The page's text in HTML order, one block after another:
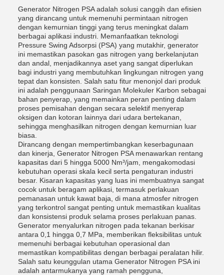
Generator Nitrogen PSA adalah solusi canggih dan efisien
yang dirancang untuk memenuhi permintaan nitrogen
dengan kemurnian tinggi yang terus meningkat dalam
berbagai aplikasi industri. Memanfaatkan teknologi
Pressure Swing Adsorpsi (PSA) yang mutakhir, generator
ini memastikan pasokan gas nitrogen yang berkelanjutan
dan andal, menjadikannya aset yang sangat diperlukan
bagi industri yang membutuhkan lingkungan nitrogen yang
tepat dan konsisten. Salah satu fitur menonjol dari produk
ini adalah penggunaan Saringan Molekuler Karbon sebagai
bahan penyerap, yang memainkan peran penting dalam
proses pemisahan dengan secara selektif menyerap
oksigen dan kotoran lainnya dari udara bertekanan,
sehingga menghasilkan nitrogen dengan kemurnian luar
biasa.
Dirancang dengan mempertimbangkan keserbagunaan
dan kinerja, Generator Nitrogen PSA menawarkan rentang
kapasitas dari 5 hingga 5000 Nm³/jam, mengakomodasi
kebutuhan operasi skala kecil serta pengaturan industri
besar. Kisaran kapasitas yang luas ini membuatnya sangat
cocok untuk beragam aplikasi, termasuk perlakuan
pemanasan untuk kawat baja, di mana atmosfer nitrogen
yang terkontrol sangat penting untuk memastikan kualitas
dan konsistensi produk selama proses perlakuan panas.
Generator menyalurkan nitrogen pada tekanan berkisar
antara 0,1 hingga 0,7 MPa, memberikan fleksibilitas untuk
memenuhi berbagai kebutuhan operasional dan
memastikan kompatibilitas dengan berbagai peralatan hilir.
Salah satu keunggulan utama Generator Nitrogen PSA ini
adalah antarmukanya yang ramah pengguna,